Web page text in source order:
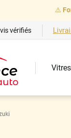
⚠️
vérifiés